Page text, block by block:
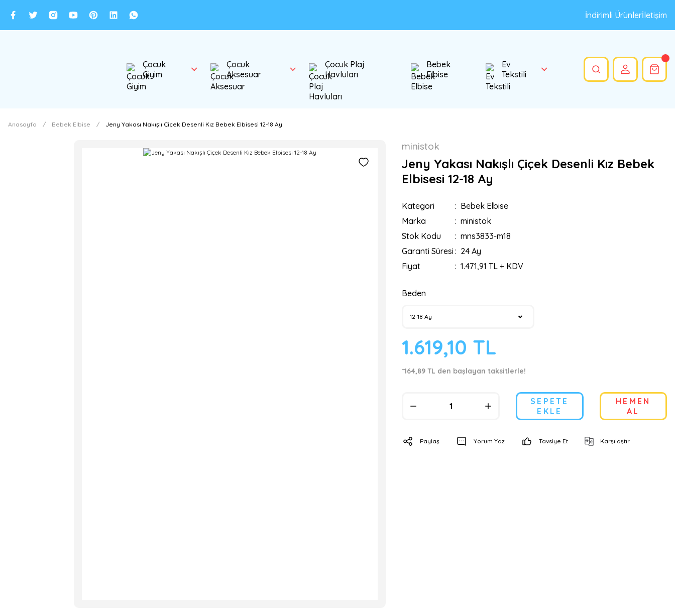
İndirimli Ürünlerİletişim
Çocuk
Giyim
Çocuk
Aksesuar
Çocuk Plaj
Havluları
Bebek
Elbise
Ev
Tekstili
Anasayfa Bebek Elbise Jeny Yakası Nakışlı Çiçek Desenli Kız Bebek Elbisesi 12-18 Ay
ministok
Jeny Yakası Nakışlı Çiçek Desenli Kız Bebek
Elbisesi 12-18 Ay
Kategori
Bebek Elbise
Marka
ministok
Stok Kodu
mns3833-m18
Garanti Süresi
24 Ay
Fiyat
1.471,91 TL + KDV
Beden
1.619,10 TL
*164,89 TL den başlayan taksitlerle!
SEPETE
EKLE
HEMEN
AL
Paylaş Yorum Yaz Tavsiye Et Karşılaştır